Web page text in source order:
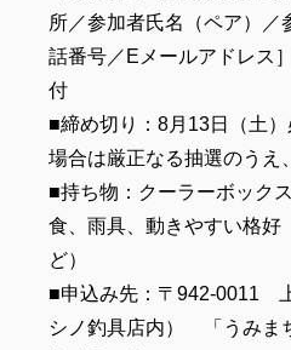
所／参加者氏名（ペア）／
話番号／Eメールアドレス
付
■締め切り：8月13日（土
場合は厳正なる抽選のうえ
■持ち物：クーラーボック
食、雨具、動きやすい格好
ど）
■申込み先：〒942-0011
シノ釣具店内） 「うみま